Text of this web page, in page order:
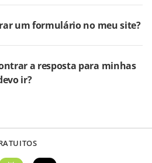
um formulário no meu site?
a resposta para minhas
ir?